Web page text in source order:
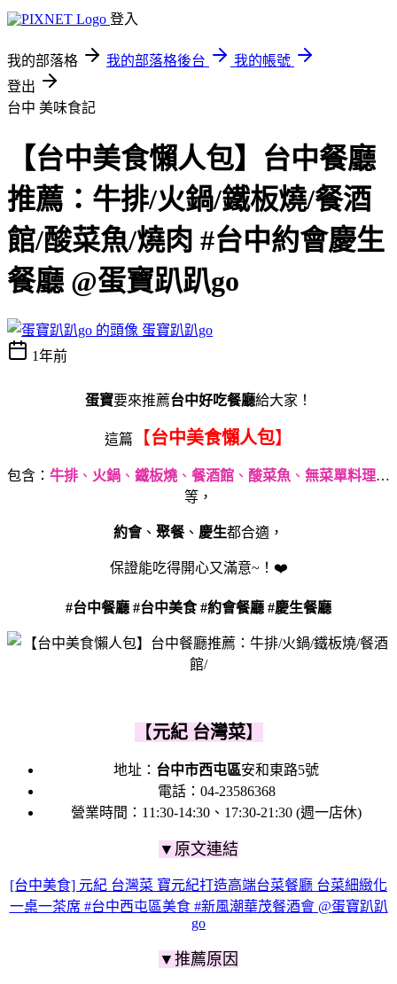
登入
我的部落格 我的部落格後台
我的帳號
登出
台中 美味食記
【台中美食懶人包】台中餐廳
推薦：牛排/火鍋/鐵板燒/餐酒
館/酸菜魚/燒肉 #台中約會慶生
餐廳 @蛋寶趴趴go
蛋寶趴趴go
1年前
蛋寶要來推薦台中好吃餐廳給大家！
這篇 【台中美食懶人包】
包含： 牛排 、 火鍋 、 鐵板燒 、 餐酒館 、 酸菜魚 、 無菜單料理…
等，
約會、 聚餐、 慶生都合適，
保證能吃得開心又滿意~！❤️
#台中餐廳 #台中美食 #約會餐廳 #慶生餐廳
【元紀 台灣菜】
地址： 台中市西屯區安和東路5號
電話：04-23586368
營業時間：11:30-14:30、17:30-21:30 (週一店休)
▼原文連結
[台中美食] 元紀 台灣菜 寶元紀打造高端台菜餐廳 台菜細緻化
一桌一茶席 #台中西屯區美食 #新風潮華茂餐酒會 @蛋寶趴趴
go
▼推薦原因